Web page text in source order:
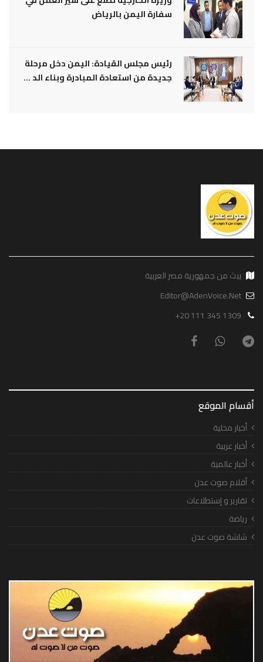
سفارة اليمن بالرياض
رئيس مجلس القيادة: اليمن دخل مرحلة
جديدة من استعادة المبادرة وبناء الد ...
يبث من جمهورية مصر العربية
Editor@AdenVoice.Net
+20 111 345 1309
أقسام الموقع
أخبار محلية
أخبار عربية
أخبار عالمية
أقلام صوت عدن
تقارير و إستطلاعات
رياضة
شاشة صوت عدن